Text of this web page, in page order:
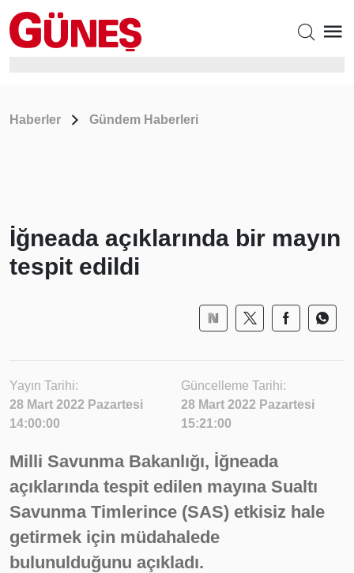
Haberler Gündem Haberleri
İğneada açıklarında bir mayın
tespit edildi
Yayın Tarihi:
28 Mart 2022 Pazartesi
14:00:00
Güncelleme Tarihi:
28 Mart 2022 Pazartesi
15:21:00
Milli Savunma Bakanlığı, İğneada
açıklarında tespit edilen mayına Sualtı
Savunma Timlerince (SAS) etkisiz hale
getirmek için müdahalede
bulunulduğunu açıkladı.